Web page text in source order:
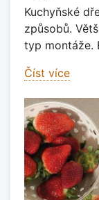
Kuchyňské
způsobů.
typ montáže.
Číst více